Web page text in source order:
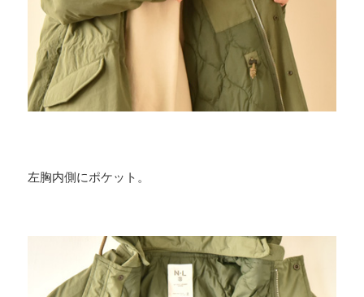
左胸内側にポケット。